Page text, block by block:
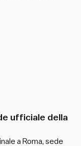
ufficiale della
a Roma, sede